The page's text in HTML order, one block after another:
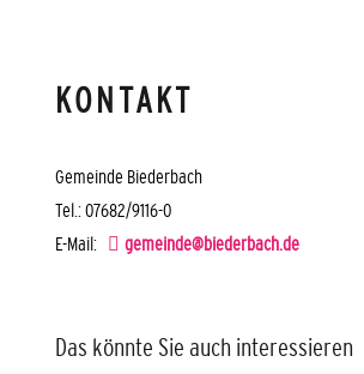
KONTAKT
Gemeinde Biederbach
Tel.: 07682/9116-0
E-Mail:
gemeinde@biederbach.de
Das könnte Sie auch interessieren